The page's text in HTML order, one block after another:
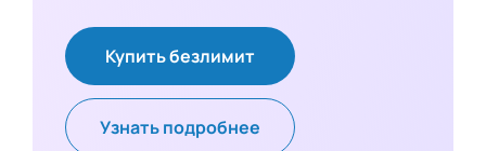
Купить безлимит
Узнать подробнее